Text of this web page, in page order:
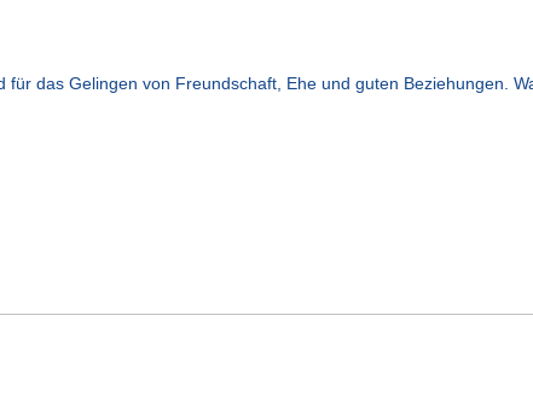
das Gelingen von Freundschaft, Ehe und guten Beziehungen.